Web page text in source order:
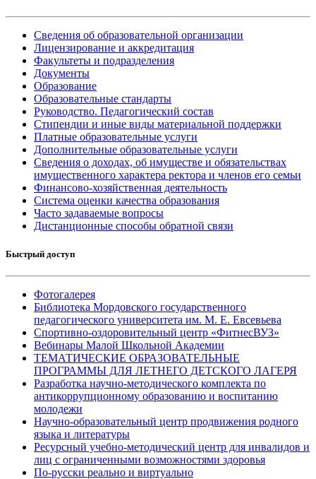
Сведения об образовательной организации
Лицензирование и аккредитация
Факультеты и подразделения
Документы
Образование
Образовательные стандарты
Руководство. Педагогический состав
Стипендии и иные виды материальной поддержки
Платные образовательные услуги
Дополнительные образовательные услуги
Сведения о доходах, об имуществе и обязательствах
имущественного характера ректора и членов его семьи
Финансово-хозяйственная деятельность
Система оценки качества образования
Часто задаваемые вопросы
Дистанционные способы обратной связи
Быстрый доступ
Фотогалерея
Библиотека Мордовского государственного
педагогического университета им. М. Е. Евсевьева
Спортивно-оздоровительный центр «ФитнесВУЗ»
Вебинары Малой Школьной Академии
ТЕМАТИЧЕСКИЕ ОБРАЗОВАТЕЛЬНЫЕ
ПРОГРАММЫ ДЛЯ ЛЕТНЕГО ДЕТСКОГО ЛАГЕРЯ
Разработка научно-методического комплекта по
антикоррупционному образованию и воспитанию
молодежи
Научно-образовательный центр продвижения родного
языка и литературы
Ресурсный учебно-методический центр для инвалидов и
лиц с ограниченными возможностями здоровья
По-русски реально и виртуально